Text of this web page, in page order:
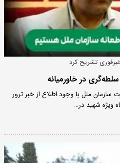
تشریح کرد
در خاورمیانه
ملل با وجود اطلاع از خبر ترور
ویژه شهید در…